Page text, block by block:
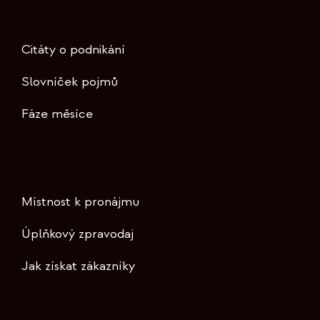
Citáty o podnikání
Slovníček pojmů
Fáze měsíce
Místnost k pronájmu
Úplňkový zpravodaj
Jak získat zákazníky